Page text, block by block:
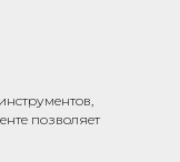
позволяет